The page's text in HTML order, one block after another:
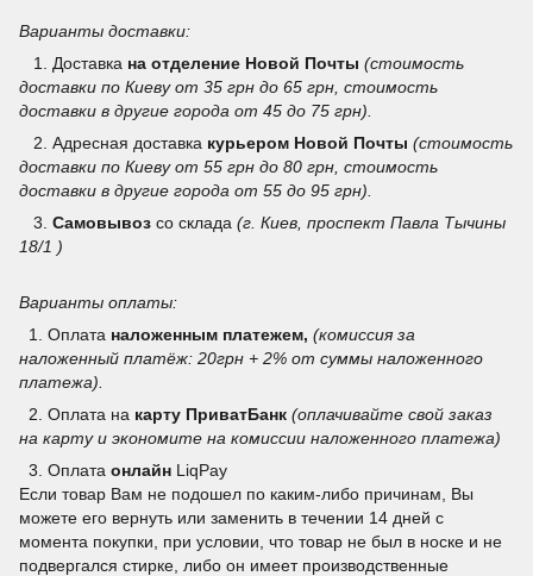
Варианты доставки:
1. Доставка на отделение Новой Почты (стоимость
доставки по Киеву от 35 грн до 65 грн, стоимость
доставки в другие города от 45 до 75 грн).
2. Адресная доставка курьером Новой Почты (стоимость
доставки по Киеву от 55 грн до 80 грн, стоимость
доставки в другие города от 55 до 95 грн).
3. Самовывоз со склада (г. Киев, проспект Павла Тычины
18/1 )
Варианты оплаты:
1. Оплата наложенным платежем, (комиссия за
наложенный платёж: 20грн + 2% от суммы наложенного
платежа).
2. Оплата на карту ПриватБанк (оплачивайте свой заказ
на карту и экономите на комиссии наложенного платежа)
3. Оплата онлайн LiqPay
Если товар Вам не подошел по каким-либо причинам, Вы
можете его вернуть или заменить в течении 14 дней с
момента покупки, при условии, что товар не был в носке и не
подвергался стирке, либо он имеет производственные